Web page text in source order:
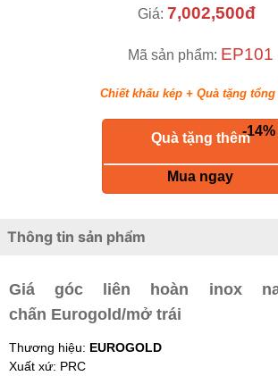
Giá: 7,002,500đ
Mã sản phẩm: EP101
Chiết khấu kép + Quà tặng
-14%
Quà tặng thêmkeyboard_return
Mua ngay
chấn Eurogold/mở trái
Xuất xứ: PRC